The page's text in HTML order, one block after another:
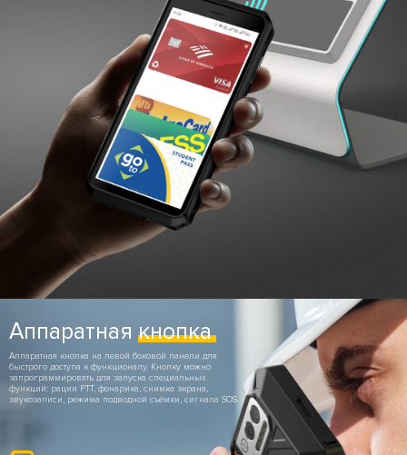
Аппаратная кнопка
Аппаратная кнопка на левой боковой панели для
быстрого доступа к функционалу. Кнопку можно
запрограммировать для запуска специальных
функций: рации PTT, фонарика, снимка экрана,
звукозаписи, режима подводной съёмки, сигнала SOS.